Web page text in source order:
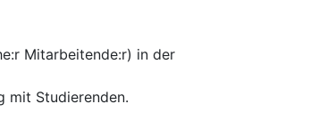
Mitarbeitende:r) in der
mit Studierenden.